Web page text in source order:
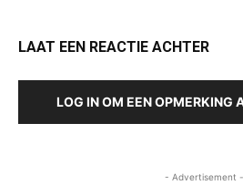
LAAT EEN REACTIE ACHTER
LOG IN OM EEN OPMERKING
- Advertisement -